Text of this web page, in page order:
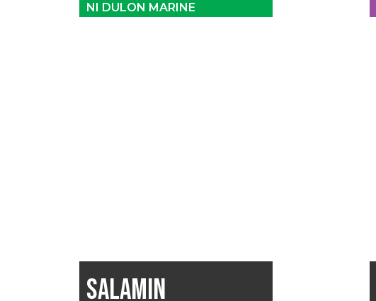
NI DULON MARINE
SALAMIN